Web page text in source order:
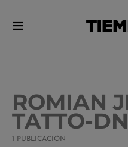
ROMIAN
TATTO-
1 PUBLICACIÓN